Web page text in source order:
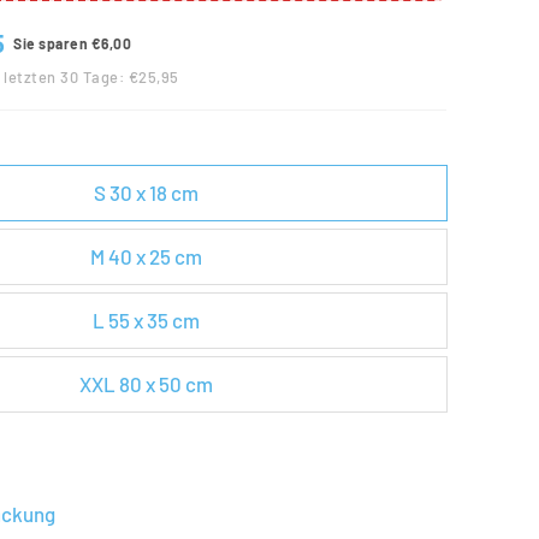
Sie sparen €6,00
30 Tage: €25,95
S 30 x 18 cm
M 40 x 25 cm
L 55 x 35 cm
XXL 80 x 50 cm